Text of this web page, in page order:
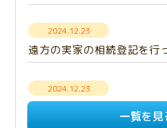
2024.12.23
遠方の実家の相続登記を行
2024.12.23
【解決事例】意思疎通でき
割・成年後見手続き一覧を見